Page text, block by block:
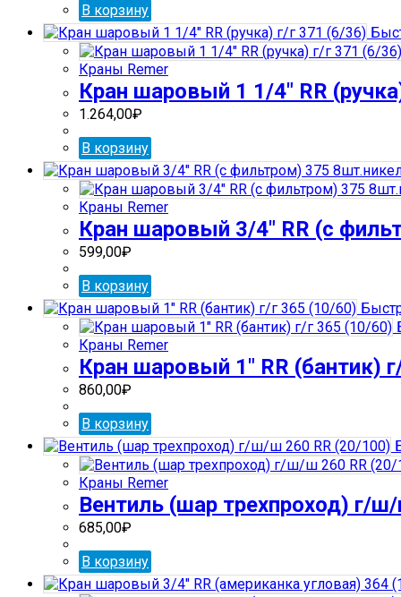
В корзину
Краны Remer
Кран шаровый 1 1/4″ RR
1.264,00₽
В корзину
Краны Remer
Кран шаровый 3/4″ RR (с
599,00₽
В корзину
Краны Remer
Кран шаровый 1″ RR (бантик)
860,00₽
В корзину
Краны Remer
Вентиль (шар трехпроход) г/
685,00₽
В корзину